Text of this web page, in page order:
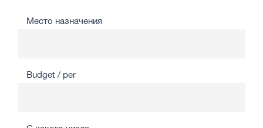
Место назначения
Budget / per